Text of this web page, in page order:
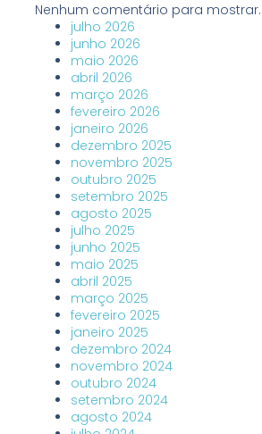
Nenhum comentário para mostrar.
julho 2026
junho 2026
maio 2026
abril 2026
março 2026
fevereiro 2026
janeiro 2026
dezembro 2025
novembro 2025
outubro 2025
setembro 2025
agosto 2025
julho 2025
junho 2025
maio 2025
abril 2025
março 2025
fevereiro 2025
janeiro 2025
dezembro 2024
novembro 2024
outubro 2024
setembro 2024
agosto 2024